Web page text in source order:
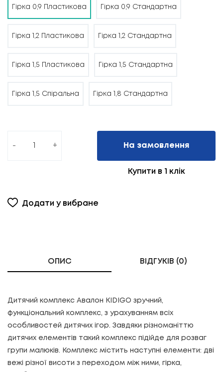
Гірка 0,9 Пластикова Гірка 0,9 Стандартна
Гірка 1,2 Пластикова Гірка 1,2 Стандартна
Гірка 1,5 Пластикова Гірка 1,5 Стандартна
Гірка 1,5 Спіральна Гірка 1,8 Стандартна
- + На замовлення
Купити в 1 клік
Додати у вибране
ОПИС ВІДГУКІВ (0)
Дитячий комплекс Авалон KIDIGO зручний,
функціональний комплекс, з урахуванням всіх
особливостей дитячих ігор. Завдяки різноманіттю
дитячих елементів такий комплекс підійде для розваг
групи малюків. Комплекс містить наступні елементи: дві
вежі різної висоти з переходом між ними, гірка,